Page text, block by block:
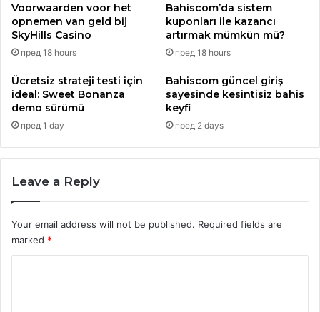
На крајот од седницата тој го претстави и штотуку
објавениот речник на македонските глаголи, кој во
издание на Македонскиот информативен и издавачки
центар го подготви проф. Жарко Бошњаковиќ, под
покровителство на Националниот совет и Покраинската
влада.
Voorwaarden voor het
opnemen van geld bij
SkyHills Casino
пред 18 hours
Bahiscom’da sistem
kuponları ile kazancı
artırmak mümkün mü?
пред 18 hours
Ücretsiz strateji testi için
ideal: Sweet Bonanza
demo sürümü
пред 1 day
Bahiscom güncel giriş
sayesinde kesintisiz bahis
keyfi
пред 2 days
Leave a Reply
Your email address will not be published. Required fields are
marked *